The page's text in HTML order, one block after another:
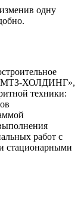
одну
«МТЗ-ХОЛДИНГ»,
техники:
работ с
стационарными